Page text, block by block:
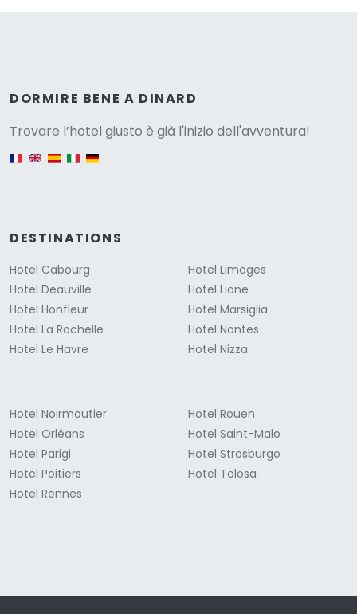
DORMIRE BENE A DINARD
Trovare l’hotel giusto è già l'inizio dell'avventura!
English version
DESTINATIONS
Hotel Cabourg
Hotel Deauville
Hotel Honfleur
Hotel La Rochelle
Hotel Le Havre
Hotel Limoges
Hotel Lione
Hotel Marsiglia
Hotel Nantes
Hotel Nizza
Hotel Noirmoutier
Hotel Orléans
Hotel Parigi
Hotel Poitiers
Hotel Rennes
Hotel Rouen
Hotel Saint-Malo
Hotel Strasburgo
Hotel Tolosa